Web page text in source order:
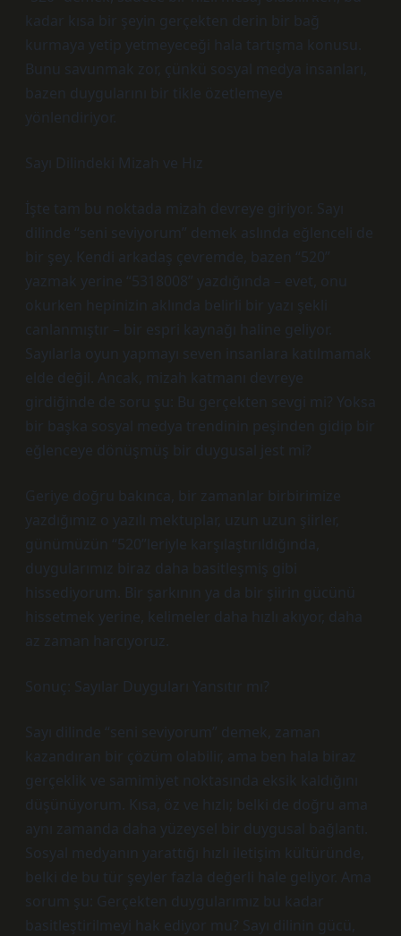
kadar kısa bir şeyin gerçekten derin bir bağ
kurmaya yetip yetmeyeceği hala tartışma konusu.
Bunu savunmak zor, çünkü sosyal medya insanları,
bazen duygularını bir tikle özetlemeye
yönlendiriyor.
Sayı Dilindeki Mizah ve Hız
İşte tam bu noktada mizah devreye giriyor. Sayı
dilinde “seni seviyorum” demek aslında eğlenceli de
bir şey. Kendi arkadaş çevremde, bazen “520”
yazmak yerine “5318008” yazdığında – evet, onu
okurken hepinizin aklında belirli bir yazı şekli
canlanmıştır – bir espri kaynağı haline geliyor.
Sayılarla oyun yapmayı seven insanlara katılmamak
elde değil. Ancak, mizah katmanı devreye
girdiğinde de soru şu: Bu gerçekten sevgi mi? Yoksa
bir başka sosyal medya trendinin peşinden gidip bir
eğlenceye dönüşmüş bir duygusal jest mi?
Geriye doğru bakınca, bir zamanlar birbirimize
yazdığımız o yazılı mektuplar, uzun uzun şiirler,
günümüzün “520”leriyle karşılaştırıldığında,
duygularımız biraz daha basitleşmiş gibi
hissediyorum. Bir şarkının ya da bir şiirin gücünü
hissetmek yerine, kelimeler daha hızlı akıyor, daha
az zaman harcıyoruz.
Sonuç: Sayılar Duyguları Yansıtır mı?
Sayı dilinde “seni seviyorum” demek, zaman
kazandıran bir çözüm olabilir, ama ben hala biraz
gerçeklik ve samimiyet noktasında eksik kaldığını
düşünüyorum. Kısa, öz ve hızlı; belki de doğru ama
aynı zamanda daha yüzeysel bir duygusal bağlantı.
Sosyal medyanın yarattığı hızlı iletişim kültüründe,
belki de bu tür şeyler fazla değerli hale geliyor. Ama
sorum şu: Gerçekten duygularımız bu kadar
basitleştirilmeyi hak ediyor mu? Sayı dilinin gücü,